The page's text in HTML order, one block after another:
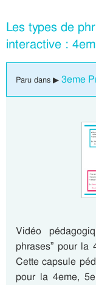
Les types de
interactive :
Paru dans ▶ 3eme
Vidéo
phrases” pour la
Cette capsule
pour la 4eme,